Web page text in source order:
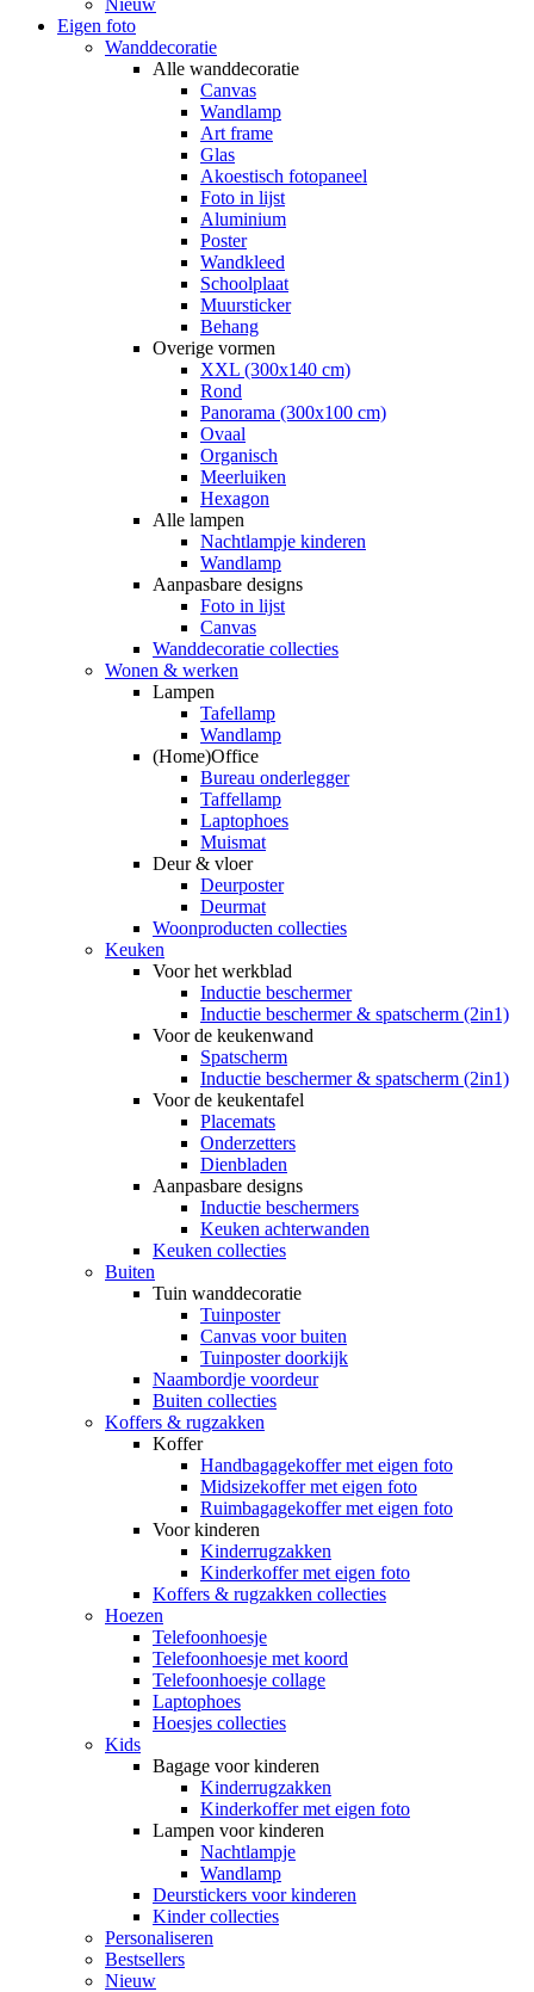
Eigen foto
Wanddecoratie
Alle wanddecoratie
Canvas
Wandlamp
Art frame
Glas
Akoestisch fotopaneel
Foto in lijst
Aluminium
Poster
Wandkleed
Schoolplaat
Muursticker
Behang
Overige vormen
XXL (300x140 cm)
Rond
Panorama (300x100 cm)
Ovaal
Organisch
Meerluiken
Hexagon
Alle lampen
Nachtlampje kinderen
Wandlamp
Aanpasbare designs
Foto in lijst
Canvas
Wanddecoratie collecties
Wonen & werken
Lampen
Tafellamp
Wandlamp
(Home)Office
Bureau onderlegger
Taffellamp
Laptophoes
Muismat
Deur & vloer
Deurposter
Deurmat
Woonproducten collecties
Keuken
Voor het werkblad
Inductie beschermer
Inductie beschermer & spatscherm (2in1)
Voor de keukenwand
Spatscherm
Inductie beschermer & spatscherm (2in1)
Voor de keukentafel
Placemats
Onderzetters
Dienbladen
Aanpasbare designs
Inductie beschermers
Keuken achterwanden
Keuken collecties
Buiten
Tuin wanddecoratie
Tuinposter
Canvas voor buiten
Tuinposter doorkijk
Naambordje voordeur
Buiten collecties
Koffers & rugzakken
Koffer
Handbagagekoffer met eigen foto
Midsizekoffer met eigen foto
Ruimbagagekoffer met eigen foto
Voor kinderen
Kinderrugzakken
Kinderkoffer met eigen foto
Koffers & rugzakken collecties
Hoezen
Telefoonhoesje
Telefoonhoesje met koord
Telefoonhoesje collage
Laptophoes
Hoesjes collecties
Kids
Bagage voor kinderen
Kinderrugzakken
Kinderkoffer met eigen foto
Lampen voor kinderen
Nachtlampje
Wandlamp
Deurstickers voor kinderen
Kinder collecties
Personaliseren
Bestsellers
Nieuw